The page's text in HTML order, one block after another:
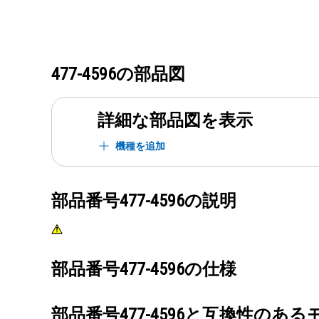
477-4596の部品図
詳細な部品図を表示
機種を追加
部品番号477-4596の説明
部品番号477-4596の仕様
部品番号477-4596と互換性のある